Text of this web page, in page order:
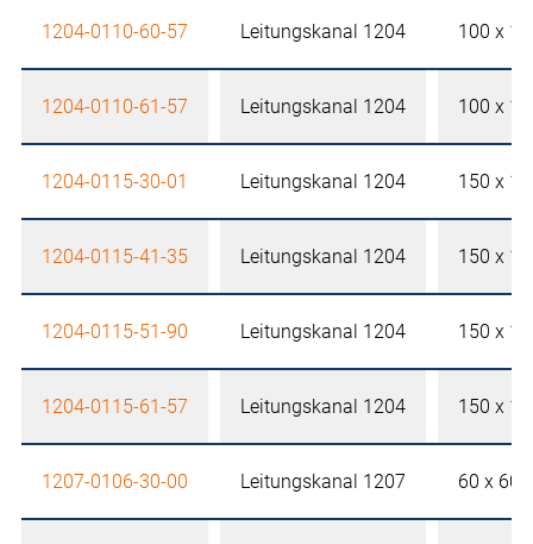
1204-0110-60-57 Leitungskanal 1204 100 x
1204-0110-61-57 Leitungskanal 1204 100 x
1204-0115-30-01 Leitungskanal 1204 150 x
1204-0115-41-35 Leitungskanal 1204 150 x
1204-0115-51-90 Leitungskanal 1204 150 x
1204-0115-61-57 Leitungskanal 1204 150 x
1207-0106-30-00 Leitungskanal 1207 60 x 60